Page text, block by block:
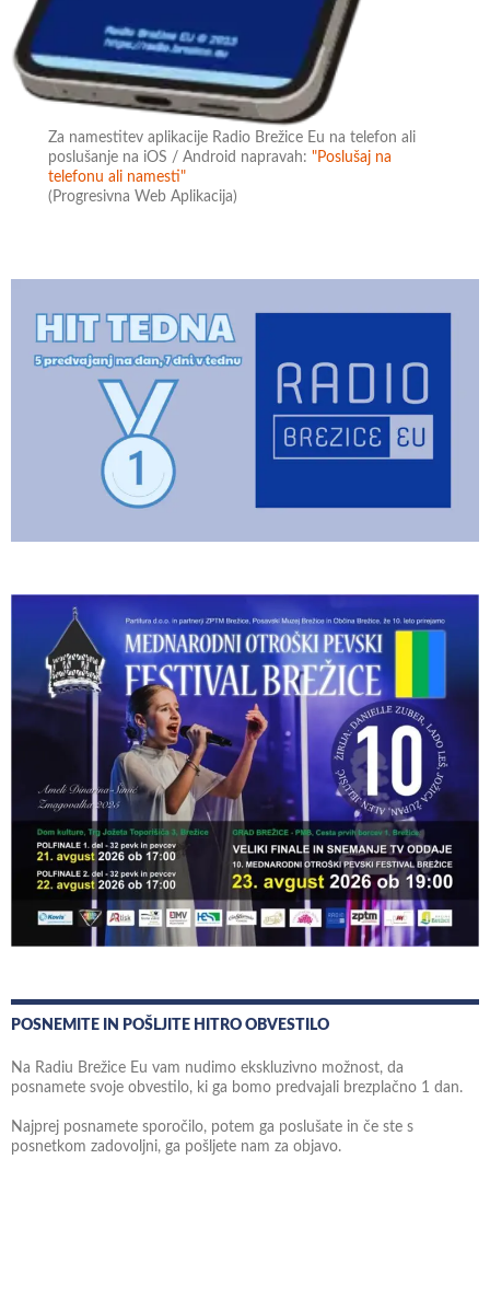
Za namestitev aplikacije Radio Brežice Eu na telefon ali
poslušanje na iOS / Android napravah:"Poslušaj na
telefonu ali namesti"
(Progresivna Web Aplikacija)
POSNEMITE IN POŠLJITE HITRO OBVESTILO
Na Radiu Brežice Eu vam nudimo ekskluzivno možnost, da
posnamete svoje obvestilo, ki ga bomo predvajali brezplačno 1 dan.
Najprej posnamete sporočilo, potem ga poslušate in če ste s
posnetkom zadovoljni, ga pošljete nam za objavo.